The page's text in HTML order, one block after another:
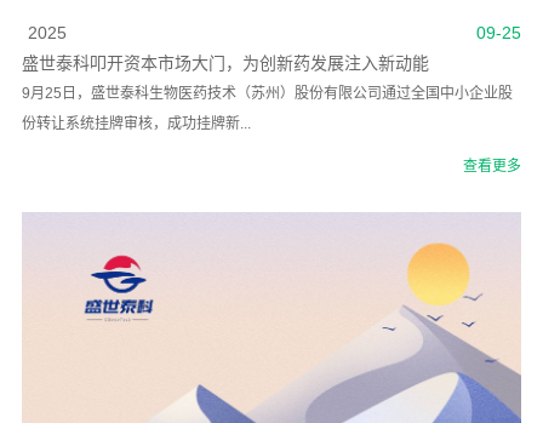
09-25
2025
盛世泰科叩开资本市场大门，为创新药发展注入新动能
9月25日，盛世泰科生物医药技术（苏州）股份有限公司通过全国中小企业股
份转让系统挂牌审核，成功挂牌新...
查看更多